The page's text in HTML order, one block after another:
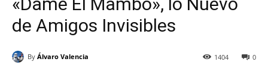
de Amigos Invisibles
By Álvaro Valencia 0
1404